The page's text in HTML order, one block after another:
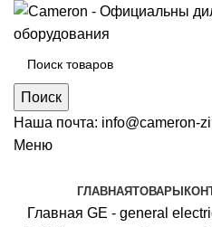
Поиск
Наша почта: info@cameron-
Меню
ГЛАВНАЯТОВАРЫ
Главная GE - general